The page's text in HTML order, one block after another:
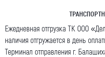
Ежедневная отгрузка ТК ООО
наличия отгружается в день
Терминал отправления г.